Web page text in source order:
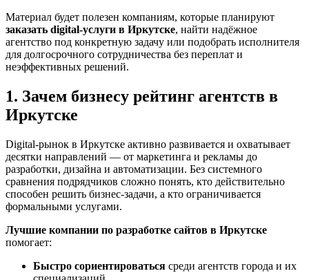
Материал будет полезен компаниям, которые планируют
заказать digital-услуги в Иркутске, найти надёжное
агентство под конкретную задачу или подобрать исполнителя
для долгосрочного сотрудничества без переплат и
неэффективных решений.
1. Зачем бизнесу рейтинг агентств в
Иркутске
Digital-рынок в Иркутске активно развивается и охватывает
десятки направлений — от маркетинга и рекламы до
разработки, дизайна и автоматизации. Без системного
сравнения подрядчиков сложно понять, кто действительно
способен решить бизнес-задачи, а кто ограничивается
формальными услугами.
Лучшие компании по разработке сайтов в Иркутске
помогает:
Быстро сориентироваться среди агентств города и их